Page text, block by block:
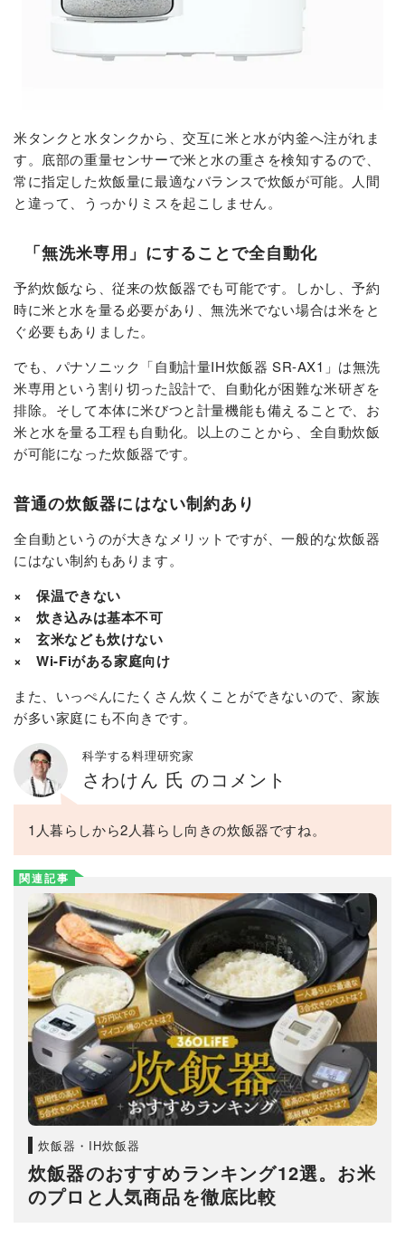
米タンクと水タンクから、交互に米と水が内釜へ注がれま
す。底部の重量センサーで米と水の重さを検知するので、
常に指定した炊飯量に最適なバランスで炊飯が可能。人間
と違って、うっかりミスを起こしません。
「無洗米専用」にすることで全自動化
予約炊飯なら、従来の炊飯器でも可能です。しかし、予約
時に米と水を量る必要があり、無洗米でない場合は米をと
ぐ必要もありました。
でも、パナソニック「自動計量IH炊飯器 SR-AX1」は無洗
米専用という割り切った設計で、自動化が困難な米研ぎを
排除。そして本体に米びつと計量機能も備えることで、お
米と水を量る工程も自動化。以上のことから、全自動炊飯
が可能になった炊飯器です。
普通の炊飯器にはない制約あり
全自動というのが大きなメリットですが、一般的な炊飯器
にはない制約もあります。
× 保温できない
× 炊き込みは基本不可
× 玄米なども炊けない
× Wi-Fiがある家庭向け
また、いっぺんにたくさん炊くことができないので、家族
が多い家庭にも不向きです。
科学する料理研究家
さわけん 氏 のコメント
1人暮らしから2人暮らし向きの炊飯器ですね。
関連記事
炊飯器・IH炊飯器
炊飯器のおすすめランキング12選。お米
のプロと人気商品を徹底比較